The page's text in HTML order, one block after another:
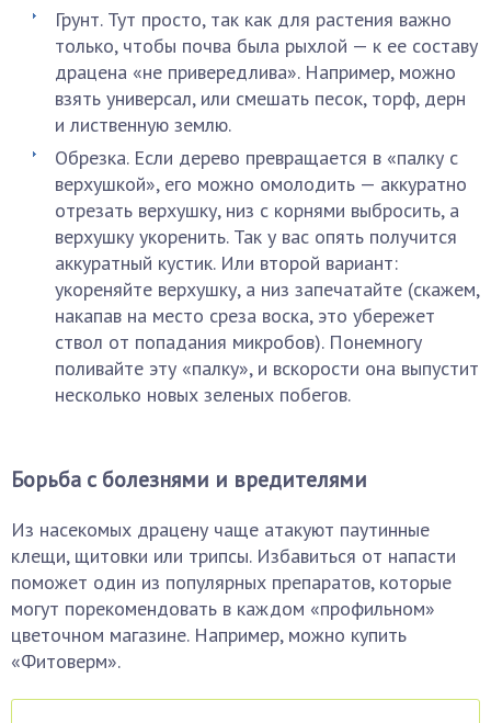
Грунт. Тут просто, так как для растения важно
только, чтобы почва была рыхлой — к ее составу
драцена «не привередлива». Например, можно
взять универсал, или смешать песок, торф, дерн
и лиственную землю.
Обрезка. Если дерево превращается в «палку с
верхушкой», его можно омолодить — аккуратно
отрезать верхушку, низ с корнями выбросить, а
верхушку укоренить. Так у вас опять получится
аккуратный кустик. Или второй вариант:
укореняйте верхушку, а низ запечатайте (скажем,
накапав на место среза воска, это убережет
ствол от попадания микробов). Понемногу
поливайте эту «палку», и вскорости она выпустит
несколько новых зеленых побегов.
Борьба с болезнями и вредителями
Из насекомых драцену чаще атакуют паутинные
клещи, щитовки или трипсы. Избавиться от напасти
поможет один из популярных препаратов, которые
могут порекомендовать в каждом «профильном»
цветочном магазине. Например, можно купить
«Фитоверм».